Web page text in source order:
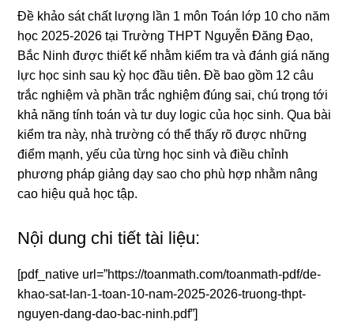
Đề khảo sát chất lượng lần 1 môn Toán lớp 10 cho năm
học 2025-2026 tại Trường THPT Nguyễn Đăng Đạo,
Bắc Ninh được thiết kế nhằm kiểm tra và đánh giá năng
lực học sinh sau kỳ học đầu tiên. Đề bao gồm 12 câu
trắc nghiệm và phần trắc nghiệm đúng sai, chú trọng tới
khả năng tính toán và tư duy logic của học sinh. Qua bài
kiểm tra này, nhà trường có thể thấy rõ được những
điểm mạnh, yếu của từng học sinh và điều chỉnh
phương pháp giảng dạy sao cho phù hợp nhằm nâng
cao hiệu quả học tập.
Nội dung chi tiết tài liệu:
[pdf_native url=”https://toanmath.com/toanmath-pdf/de-
khao-sat-lan-1-toan-10-nam-2025-2026-truong-thpt-
nguyen-dang-dao-bac-ninh.pdf”]